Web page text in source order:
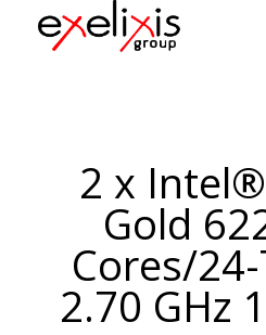
2 x
Gold
Cores/
2.70 GHz